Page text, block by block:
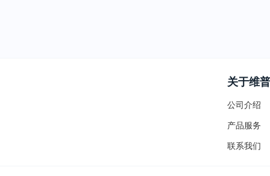
关于维普
公司介绍
产品服务
联系我们